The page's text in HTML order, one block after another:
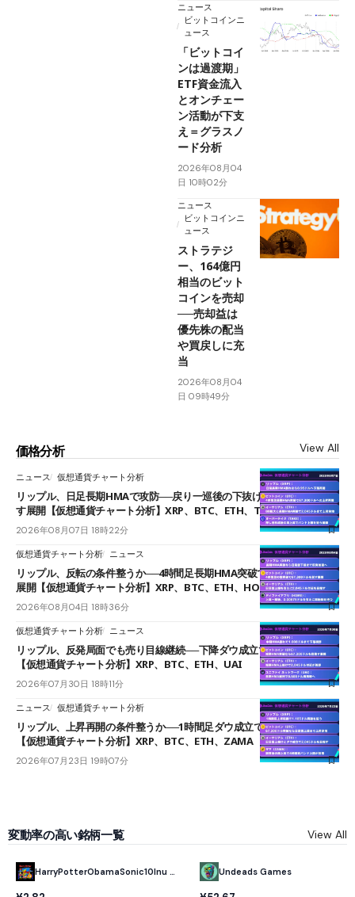
ニュース
ビットコインニ
ュース
「ビットコイ
ンは過渡期」
ETF資金流入
とオンチェー
ン活動が下支
え＝グラスノ
ード分析
2026年08月04
日 10時02分
ニュース
ビットコインニ
ュース
ストラテジ
ー、164億円
相当のビット
コインを売却
──売却益は
優先株の配当
や買戻しに充
当
2026年08月04
日 09時49分
価格分析 View All
ニュース 仮想通貨チャート分析
リップル、日足長期HMAで攻防──戻り一巡後の下抜けで0.95ドルを試
す展開【仮想通貨チャート分析】XRP、BTC、ETH、TAKE
2026年08月07日 18時22分
仮想通貨チャート分析 ニュース
リップル、反転の条件整うか──4時間足長期HMA突破で雲下端を目指す
展開【仮想通貨チャート分析】XRP、BTC、ETH、HOME
2026年08月04日 18時36分
仮想通貨チャート分析 ニュース
リップル、反発局面でも売り目線継続──下降ダウ成立で下値追う展開
【仮想通貨チャート分析】XRP、BTC、ETH、UAI
2026年07月30日 18時11分
ニュース 仮想通貨チャート分析
リップル、上昇再開の条件整うか──1時間足ダウ成立で1.185ドルを狙う
【仮想通貨チャート分析】XRP、BTC、ETH、ZAMA
2026年07月23日 19時07分
変動率の高い銘柄一覧 View All
HarryPotterObamaSonic10Inu (ETH) Undeads Games